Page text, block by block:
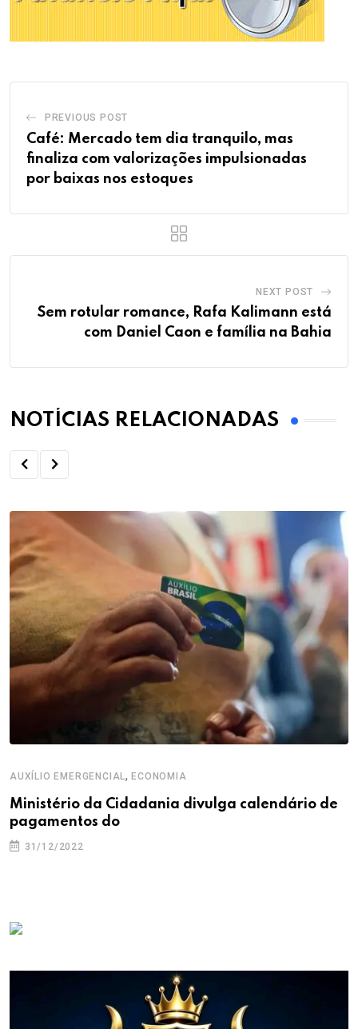
PREVIOUS POST
Café: Mercado tem dia tranquilo, mas
finaliza com valorizações impulsionadas
por baixas nos estoques
NEXT POST
Sem rotular romance, Rafa Kalimann está
com Daniel Caon e família na Bahia
NOTÍCIAS RELACIONADAS
AUXÍLIO EMERGENCIAL,ECONOMIA
Ministério da Cidadania divulga calendário de
pagamentos do
31/12/2022